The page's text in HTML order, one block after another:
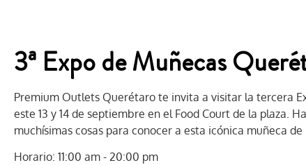
3ª Expo de Muñecas
Premium Outlets Querétaro te invita a visitar la tercera
este 13 y 14 de septiembre en el Food Court de la plaza.
muchísimas cosas para conocer a esta icónica muñeca
Horario: 11:00 am - 20:00 pm